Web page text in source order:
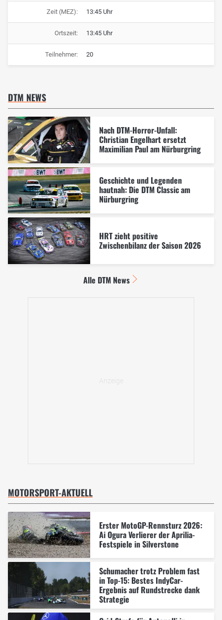
Zeit (MEZ): 13:45 Uhr
Ortszeit: 13:45 Uhr
Teilnehmer: 20
DTM NEWS
Nach DTM-Horror-Unfall:
Christian Engelhart ersetzt
Maximilian Paul am Nürburgring
Geschichte und Legenden
hautnah: Die DTM Classic am
Nürburgring
HRT zieht positive
Zwischenbilanz der Saison 2026
Alle DTM News
MOTORSPORT-AKTUELL
Erster MotoGP-Rennsturz 2026:
Ai Ogura Verlierer der Aprilia-
Festspiele in Silverstone
Schumacher trotz Problem fast
in Top-15: Bestes IndyCar-
Ergebnis auf Rundstrecke dank
Strategie